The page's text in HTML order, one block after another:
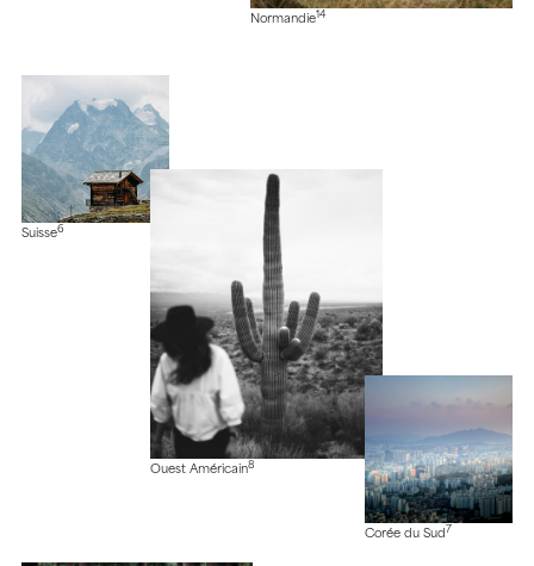
Normandie14
Suisse6
Ouest Américain8
Corée du Sud 7